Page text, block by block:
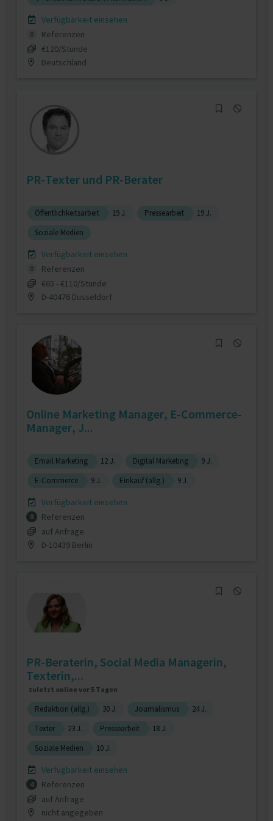
Verfügbarkeit einsehen
0
Referenzen
€120/Stunde
Deutschland
PR-Texter und PR-Berater
Öffentlichkeitsarbeit 19 J. Pressearbeit
19 J.
Soziale Medien
Verfügbarkeit einsehen
0
Referenzen
€65 - €110/Stunde
D-40476 Dusseldorf
Online Marketing Manager, E-Commerce-
Manager, J...
Email Marketing 12 J. Digital Marketing
9 J.
E-Commerce
9 J. Einkauf (allg.) 9 J.
Verfügbarkeit einsehen
8
Referenzen
auf Anfrage
D-10439 Berlin
PR-Beraterin, Social Media Managerin,
Texterin,...
zuletzt online vor 5 Tagen
Redaktion (allg.) 30 J. Journalismus
24 J.
Texter
23 J. Pressearbeit
18 J.
Soziale Medien
10 J.
Verfügbarkeit einsehen
4
Referenzen
auf Anfrage
nicht angegeben